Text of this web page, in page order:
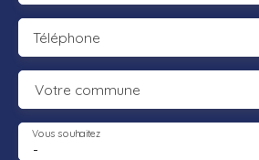
Téléphone
Votre commune
-
Vous souhaitez